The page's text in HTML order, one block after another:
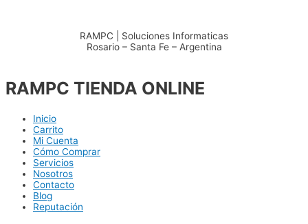
RAMPC | Soluciones Informaticas
Rosario – Santa Fe – Argentina
RAMPC TIENDA ONLINE
Inicio
Carrito
Mi Cuenta
Cómo Comprar
Servicios
Nosotros
Contacto
Blog
Reputación